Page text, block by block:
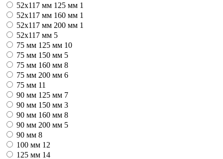
52x117 мм 125 мм 1
52x117 мм 160 мм 1
52x117 мм 200 мм 1
52x117 мм 5
75 мм 125 мм 10
75 мм 150 мм 5
75 мм 160 мм 8
75 мм 200 мм 6
75 мм 11
90 мм 125 мм 7
90 мм 150 мм 3
90 мм 160 мм 8
90 мм 200 мм 5
90 мм 8
100 мм 12
125 мм 14